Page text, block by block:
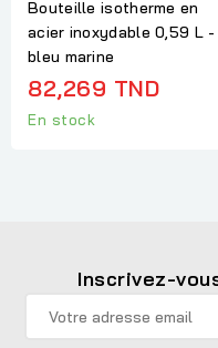
Bouteille isotherme en
acier inoxydable 0,59 L -
bleu marine
82,269 TND
En stock
Inscrivez-